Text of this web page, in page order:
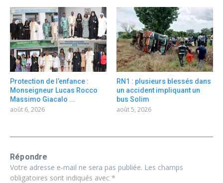
Protection de l’enfance :
Monseigneur Lucas Rocco
Massimo Giacalo ...
août 6, 2026
RN1 : plusieurs blessés dans
un accident impliquant un
bus Solim
août 5, 2026
Répondre
Votre adresse e-mail ne sera pas publiée. Les champs
obligatoires sont indiqués avec *